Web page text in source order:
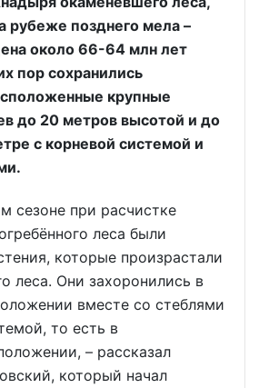
рубеже позднего мела –
около 66-64 млн лет
пор сохранились
крупные
до 20 метров высотой и до
с корневой системой и
сезоне при расчистке
леса были
которые произрастали
леса. Они захоронились в
вместе со стеблями
то есть в
– рассказал
который начал